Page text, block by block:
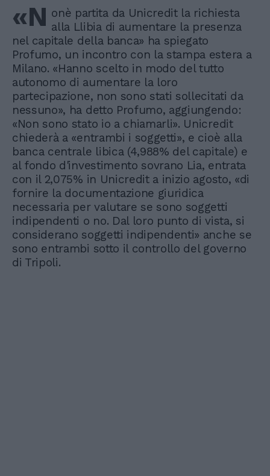
«N onè partita da Unicredit la richiesta
alla Llibia di aumentare la presenza
nel capitale della banca» ha spiegato
Profumo, un incontro con la stampa estera a
Milano. «Hanno scelto in modo del tutto
autonomo di aumentare la loro
partecipazione, non sono stati sollecitati da
nessuno», ha detto Profumo, aggiungendo:
«Non sono stato io a chiamarli». Unicredit
chiederà a «entrambi i soggetti», e cioè alla
banca centrale libica (4,988% del capitale) e
al fondo d'investimento sovrano Lia, entrata
con il 2,075% in Unicredit a inizio agosto, «di
fornire la documentazione giuridica
necessaria per valutare se sono soggetti
indipendenti o no. Dal loro punto di vista, si
considerano soggetti indipendenti» anche se
sono entrambi sotto il controllo del governo
di Tripoli.